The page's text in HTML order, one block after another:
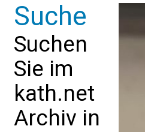
Suche
Suchen
Sie im
kath.net
Archiv in